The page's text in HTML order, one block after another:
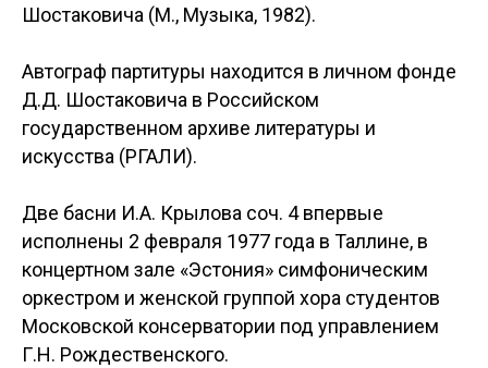
Шостаковича (М., Музыка, 1982).
Автограф партитуры находится в личном фонде
Д.Д. Шостаковича в Российском
государственном архиве литературы и
искусства (РГАЛИ).
Две басни И.А. Крылова соч. 4 впервые
исполнены 2 февраля 1977 года в Таллине, в
концертном зале «Эстония» симфоническим
оркестром и женской группой хора студентов
Московской консерватории под управлением
Г.Н. Рождественского.